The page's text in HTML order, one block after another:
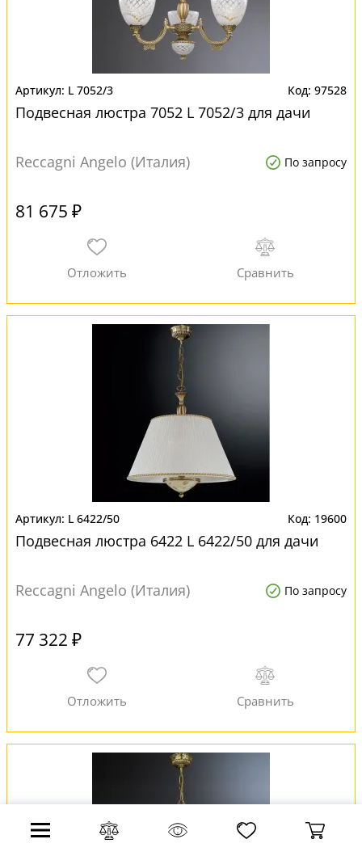
L 7052/3 97528
Подвесная люстра 7052 L 7052/3 для дачи
Reccagni Angelo (Италия) По запросу
81 675 ₽
L 6422/50 19600
Подвесная люстра 6422 L 6422/50 для дачи
Reccagni Angelo (Италия) По запросу
77 322 ₽